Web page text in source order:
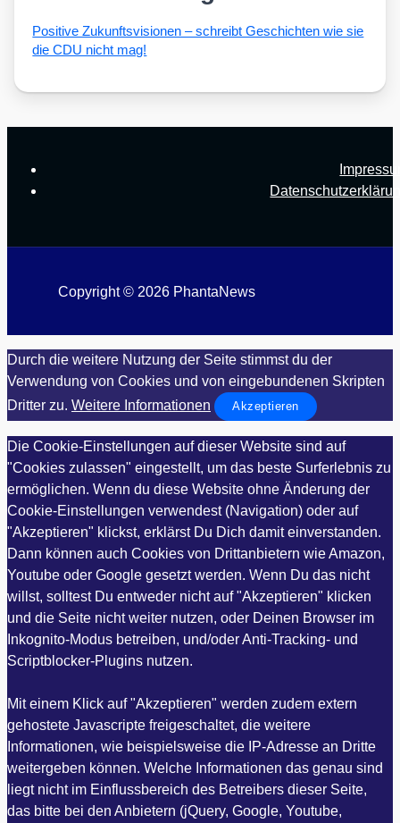
Posi­ti­ve Zukunfts­vi­sio­nen – schreibt Geschich­ten wie sie
die CDU nicht mag!
Copyright © 2026 PhantaNews
Durch die weitere Nutzung der Seite stimmst du der
Verwendung von Cookies und von eingebundenen Skripten
Dritter zu. Weitere Informationen Akzeptieren
Die Cookie-Einstellungen auf dieser Website sind auf
"Cookies zulassen" eingestellt, um das beste Surferlebnis zu
ermöglichen. Wenn du diese Website ohne Änderung der
Cookie-Einstellungen verwendest (Navigation) oder auf
"Akzeptieren" klickst, erklärst Du Dich damit einverstanden.
Dann können auch Cookies von Drittanbietern wie Amazon,
Youtube oder Google gesetzt werden. Wenn Du das nicht
willst, solltest Du entweder nicht auf "Akzeptieren" klicken
und die Seite nicht weiter nutzen, oder Deinen Browser im
Inkognito-Modus betreiben, und/oder Anti-Tracking- und
Scriptblocker-Plugins nutzen.
Mit einem Klick auf "Akzeptieren" werden zudem extern
gehostete Javascripte freigeschaltet, die weitere
Informationen, wie beispielsweise die IP-Adresse an Dritte
weitergeben können. Welche Informationen das genau sind
liegt nicht im Einflussbereich des Betreibers dieser Seite,
das bitte bei den Anbietern (jQuery, Google, Youtube,